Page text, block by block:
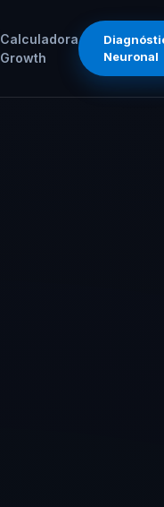
Calculadora
Growth
Neuronal